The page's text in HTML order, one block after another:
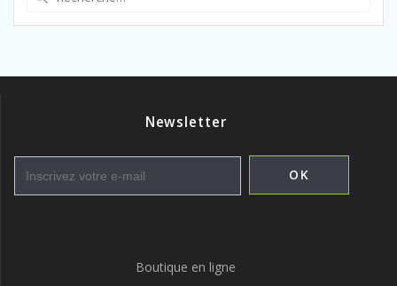
:
Newsletter
Boutique en ligne